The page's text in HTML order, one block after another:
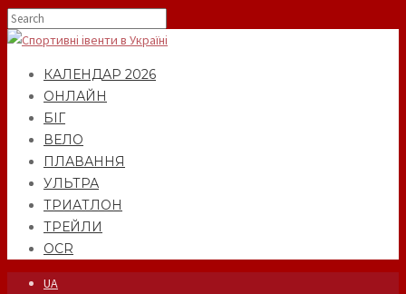
КАЛЕНДАР 2026
ОНЛАЙН
БІГ
ВЕЛО
ПЛАВАННЯ
УЛЬТРА
ТРИАТЛОН
ТРЕЙЛИ
OCR
UA